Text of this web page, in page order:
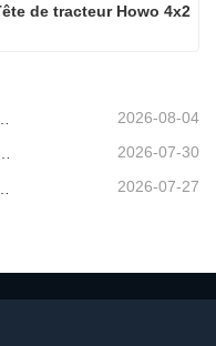
de tracteur Howo 4x2
2026-08-04
avec timon à vendre 2026-07-30
2026-07-27